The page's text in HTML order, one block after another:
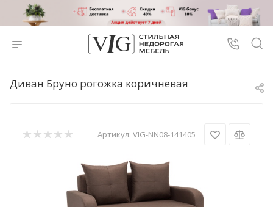
Диван Бруно рогожка коричневая
Артикул: VIG-NN08-141405